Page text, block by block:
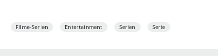
Filme-Serien Entertainment Serien Serie